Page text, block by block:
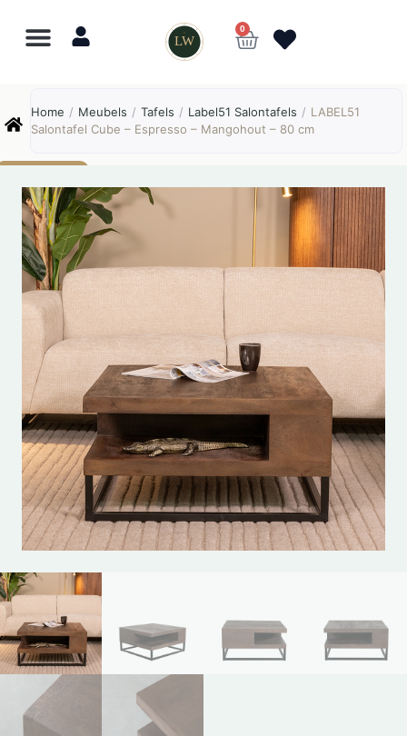
LW
0
Home / Meubels / Tafels / Label51 Salontafels / LABEL51
Salontafel Cube – Espresso – Mangohout – 80 cm
Online
⎯ ✕